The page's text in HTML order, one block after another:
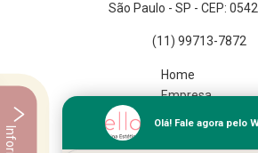
São Paulo - SP - CEP:
(11) 99713-7872
Home
Empresa
Missão
Olá! Fale agora pelo